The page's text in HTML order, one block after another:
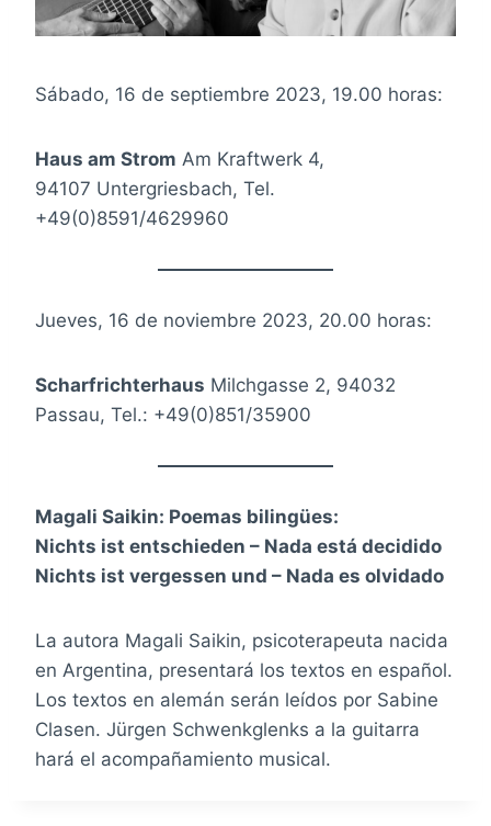
Sábado, 16 de septiembre 2023, 19.00 horas:
Haus am Strom Am Kraftwerk 4,
94107 Untergriesbach, Tel.
+49(0)8591/4629960
Jueves, 16 de noviembre 2023, 20.00 horas:
Scharfrichterhaus Milchgasse 2, 94032
Passau, Tel.: +49(0)851/35900
Magali Saikin: Poemas bilingües:
Nichts ist entschieden – Nada está decidido
Nichts ist vergessen und – Nada es olvidado
La autora Magali Saikin, psicoterapeuta nacida
en Argentina, presentará los textos en español.
Los textos en alemán serán leídos por Sabine
Clasen. Jürgen Schwenkglenks a la guitarra
hará el acompañamiento musical.